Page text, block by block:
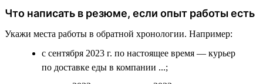
Что написать в резюме, если опыт работы есть
Укажи места работы в обратной хронологии. Например:
с сентября 2023 г. по настоящее время — курьер
по доставке еды в компании ...;